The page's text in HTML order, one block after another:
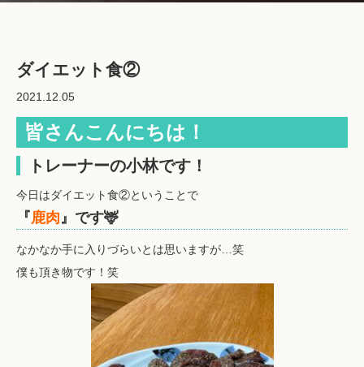
ダイエット食②
2021.12.05
皆さんこんにちは！
トレーナーの小林です！
今日はダイエット食②ということで
『鹿肉』です🦌
なかなか手に入りづらいとは思いますが…笑
僕も頂き物です！笑